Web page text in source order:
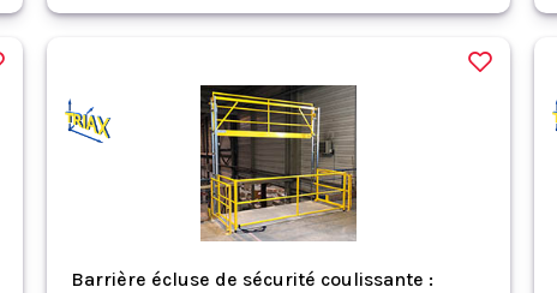
Barrière écluse de sécurité coulissante :